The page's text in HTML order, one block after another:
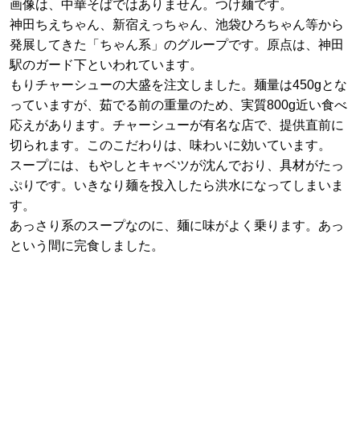
画像は、中華そばではありません。つけ麺です。
神田ちえちゃん、新宿えっちゃん、池袋ひろちゃん等から
発展してきた「ちゃん系」のグループです。原点は、神田
駅のガード下といわれています。
もりチャーシューの大盛を注文しました。麺量は450gとな
っていますが、茹でる前の重量のため、実質800g近い食べ
応えがあります。チャーシューが有名な店で、提供直前に
切られます。このこだわりは、味わいに効いています。
スープには、もやしとキャベツが沈んでおり、具材がたっ
ぷりです。いきなり麺を投入したら洪水になってしまいま
す。
あっさり系のスープなのに、麺に味がよく乗ります。あっ
という間に完食しました。